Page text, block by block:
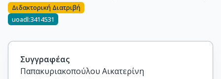
Διδακτορική Διατριβή
uoadl:3414531
Συγγραφέας
Παπακυριακοπούλου Αικατερίνη